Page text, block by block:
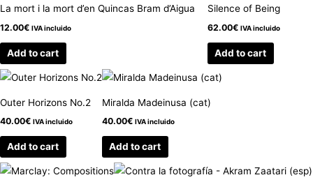
La mort i la mort d’en Quincas Bram d’Aigua
12.00€ IVA incluido
Add to cart
Silence of Being
62.00€ IVA incluido
Add to cart
Outer Horizons No.2
40.00€ IVA incluido
Add to cart
Miralda Madeinusa (cat)
40.00€ IVA incluido
Add to cart